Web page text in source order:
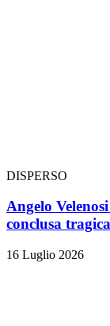
DISPERSO
Angelo
conclusa
16 Luglio 2026